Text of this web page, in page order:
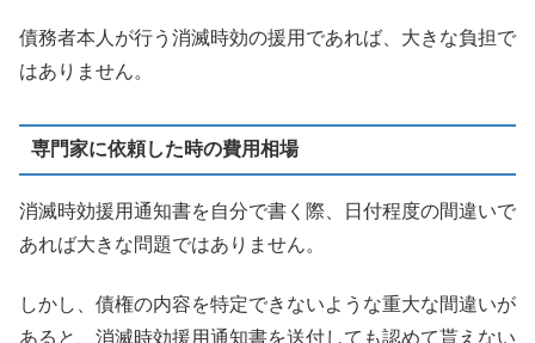
債務者本人が行う消滅時効の援用であれば、大きな負担で
はありません。
専門家に依頼した時の費用相場
消滅時効援用通知書を自分で書く際、日付程度の間違いで
あれば大きな問題ではありません。
しかし、債権の内容を特定できないような重大な間違いが
あると、消滅時効援用通知書を送付しても認めて貰えない